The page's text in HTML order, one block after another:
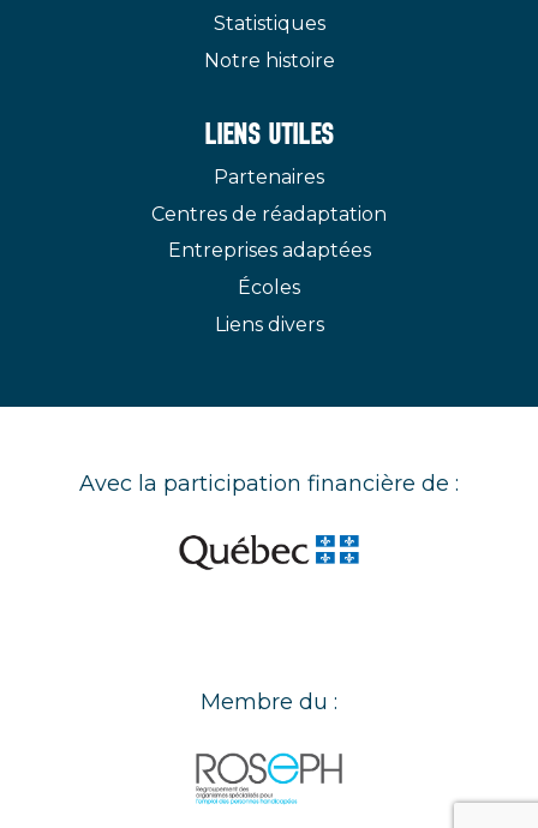
Statistiques
Notre histoire
LIENS UTILES
Partenaires
Centres de réadaptation
Entreprises adaptées
Écoles
Liens divers
Avec la participation financière de :
Membre du :